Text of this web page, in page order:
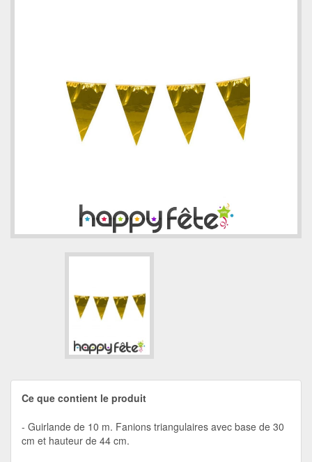
Ce que contient le produit
Guirlande de 10 m. Fanions triangulaires avec base de 30
cm et hauteur de 44 cm.